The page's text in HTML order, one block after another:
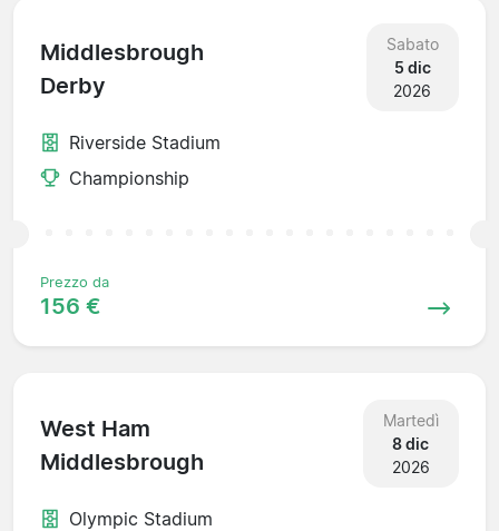
Middlesbrough
Derby
Sabato
5 dic
2026
Riverside Stadium
Championship
Prezzo da
156 €
West Ham
Middlesbrough
Martedì
8 dic
2026
Olympic Stadium